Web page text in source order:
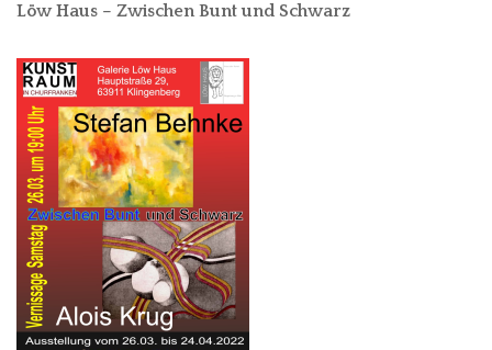
Löw Haus – Zwischen Bunt und Schwarz